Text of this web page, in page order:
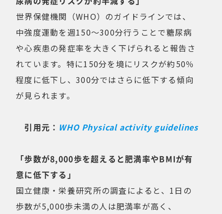
世界保健機関（WHO）のガイドラインでは、
中強度運動を週150〜300分行うことで糖尿病
や心疾患の発症率を大きく下げられると報告さ
れています。特に150分を境にリスクが約50％
程度に低下し、300分ではさらに低下する傾向
が見られます。
引用元： WHO Physical activity guidelines
「歩数が8,000歩を超えると肥満率やBMIが有
意に低下する」
国立健康・栄養研究所の調査によると、1日の
歩数が5,000歩未満の人は肥満率が高く、